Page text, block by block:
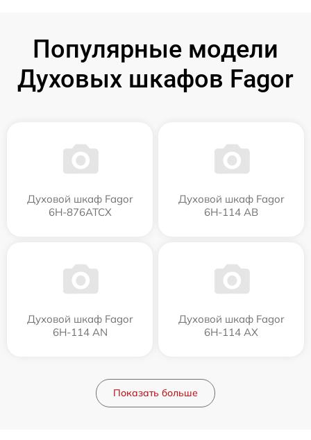
Популярные модели
Духовых шкафов Fagor
Духовой шкаф Fagor
6H-876ATCX
Духовой шкаф Fagor
6H-114 AB
Духовой шкаф Fagor
6H-114 AN
Духовой шкаф Fagor
6H-114 AX
Показать больше